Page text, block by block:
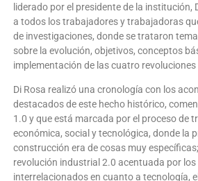
liderado por el presidente de la institución,
a todos los trabajadores y trabajadoras
de investigaciones, donde se trataron
sobre la evolución, objetivos, conceptos
implementación de las cuatro
Di Rosa realizó una cronología con los
destacados de este hecho histórico,
1.0 y que está marcada por el proceso de
económica, social y tecnológica, donde la
construcción era de cosas muy
revolución industrial 2.0 acentuada por
interrelacionados en cuanto a tecnología,